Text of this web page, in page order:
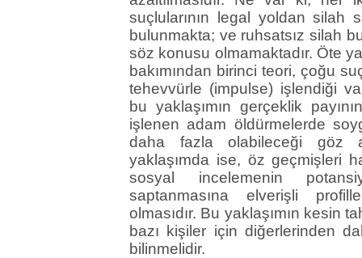
suçlularının legal yoldan silah
bulunmakta; ve ruhsatsız silah
söz konusu olmamaktadır. Öte
bakımından birinci teori, çoğu
tehevvürle (impulse) işlendiği
bu yaklaşımın gerçeklik
işlenen adam öldürmelerde
daha fazla olabileceği göz
yaklaşımda ise, öz geçmişleri
sosyal incelemenin
saptanmasına elverişli
olmasıdır. Bu yaklaşımın kesin
bazı kişiler için diğerlerinden
bilinmelidir.